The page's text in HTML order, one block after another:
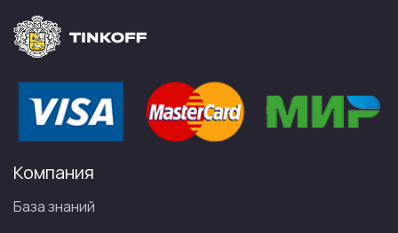
Компания
База знаний